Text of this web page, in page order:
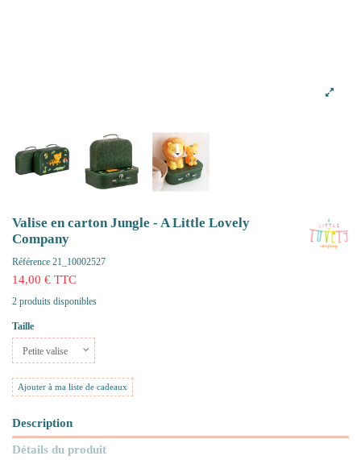
Valise en carton Jungle - A Little Lovely
Company
Référence 21_10002527
14,00 € TTC
2 produits disponibles
Taille
Ajouter à ma liste de cadeaux
Description
Détails du produit